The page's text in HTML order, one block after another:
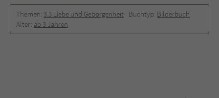
Themen: 3.3 Liebe und Geborgenheit Buchtyp: Bilderbuch
Alter: ab 3 Jahren